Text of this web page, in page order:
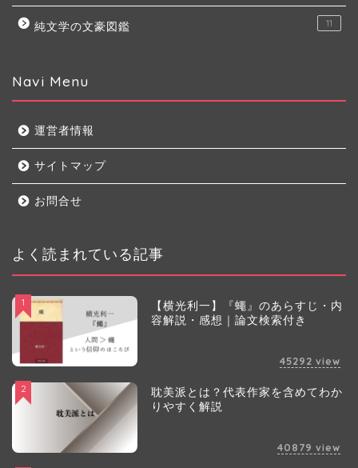
純文学の文豪図鑑 11
Navi Menu
運営者情報
サイトマップ
お問合せ
よく読まれている記事
1
【横光利一】『蠅』のあらすじ・内
容解説・感想｜論文検索付き
45292 view
2
耽美派とは？代表作家を含めてわか
りやすく解説
40879 view